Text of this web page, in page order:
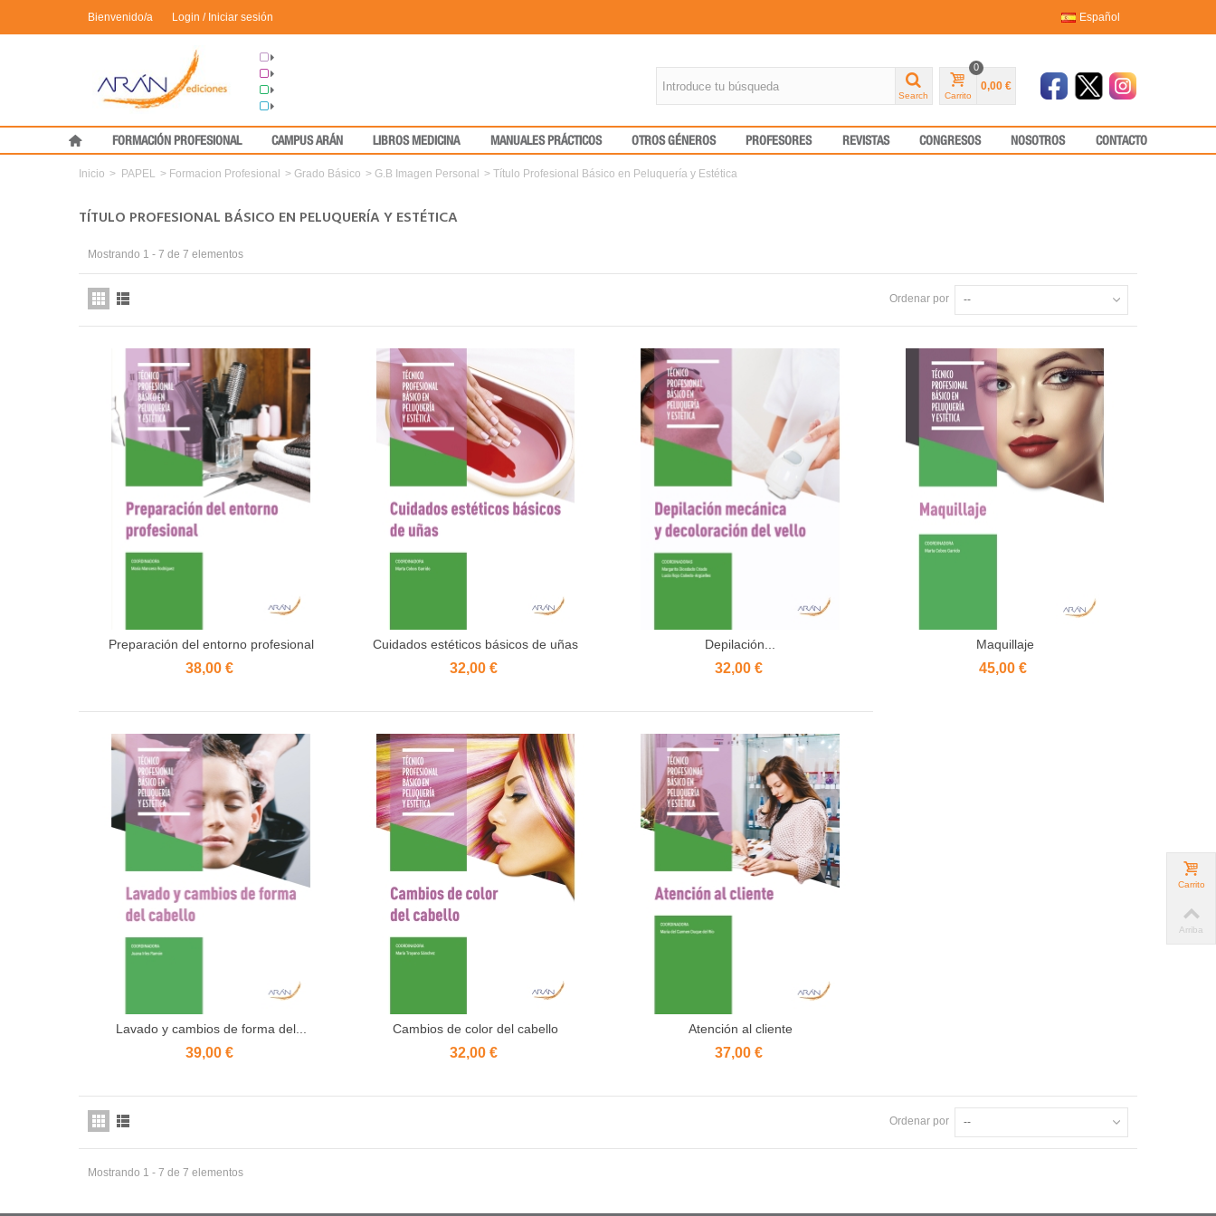
Español
Bienvenido/a Login / Iniciar sesión
Grupo Arán
Congresos
Formación
Medical Press
Search Carrito
0
0,00 €
FORMACIÓN PROFESIONAL CAMPUS ARÁN LIBROS MEDICINA MANUALES PRÁCTICOS OTROS GÉNEROS PROFESORES REVISTAS CONGRESOS NOSOTROS CONTACTO
Inicio > PAPEL > Formacion Profesional > Grado Básico > G.B Imagen Personal > Título Profesional Básico en Peluquería y Estética
TÍTULO PROFESIONAL BÁSICO EN PELUQUERÍA Y ESTÉTICA
Mostrando 1 - 7 de 7 elementos
Ordenar por --
Añadir al carrito
Preparación del entorno profesional
38,00 €
Añadir al carrito
Cuidados estéticos básicos de uñas
32,00 €
Añadir al carrito
Depilación...
32,00 €
Añadir al carrito
Maquillaje
45,00 €
Añadir al carrito
Lavado y cambios de forma del...
39,00 €
Añadir al carrito
Cambios de color del cabello
32,00 €
Añadir al carrito
Atención al cliente
37,00 €
Ordenar por --
Mostrando 1 - 7 de 7 elementos
Carrito
Arriba